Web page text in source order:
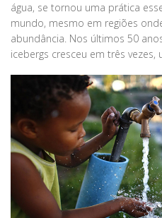
água, se tornou uma prática
mundo, mesmo em regiões
abundância. Nos últimos 50
icebergs cresceu em três vezes,